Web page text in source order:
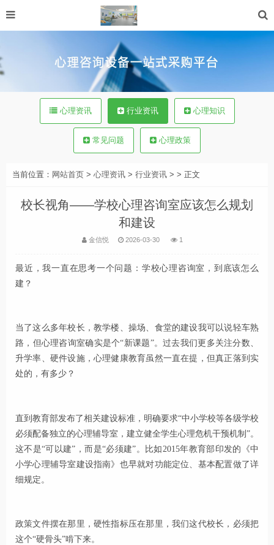
心理资讯 行业资讯 心理知识
常见问题 心理政策
当前位置： 网站首页 > 心理资讯 > 行业资讯 > > 正文
校长视角——学校心理咨询室应该怎么规划
和建设
金信悦 2026-03-30 1
最近，我一直在思考一个问题：学校心理咨询室，到底该怎么
建？
当了这么多年校长，教学楼、操场、食堂的建设我可以说轻车熟
路，但心理咨询室确实是个“新课题”。过去我们更多关注分数、
升学率、硬件设施，心理健康教育虽然一直在提，但真正落到实
处的，有多少？
直到教育部发布了相关建设标准，明确要求“中小学校等各级学校
必须配备独立的心理辅导室，建立健全学生心理危机干预机制”。
这不是“可以建”，而是“必须建”。比如2015年教育部印发的《中
小学心理辅导室建设指南》也早就对功能定位、基本配置做了详
细规定。
政策文件摆在那里，硬性指标压在那里，我们这代校长，必须把
这个“硬骨头”啃下来。